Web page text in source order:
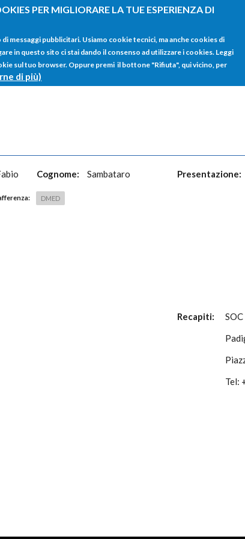
PER MIGLIORARE LA TUE ESPERIENZA DI
messaggi pubblicitari. Usiamo cookie tecnici, ma anche cookies di
in questo sito ci stai dando il consenso ad utilizzare i cookies. Leggi
sul tuo browser. Oppure premi il bottone "Rifiuta", qui vicino, per
di più)
HOME
Cognome: Sambataro
DMED
Presentazione:
Recapiti:
Tel: